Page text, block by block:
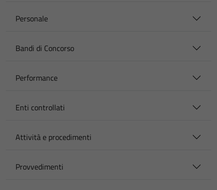
Personale
Bandi di Concorso
Performance
Enti controllati
Attività e procedimenti
Provvedimenti